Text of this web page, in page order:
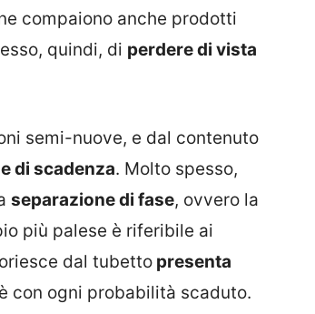
compaiono anche prodotti
quindi, di perdere di vista
semi-nuove, e dal contenuto
di scadenza. Molto spesso,
separazione di fase, ovvero la
più palese è riferibile ai
dal tubetto presenta
con ogni probabilità scaduto.